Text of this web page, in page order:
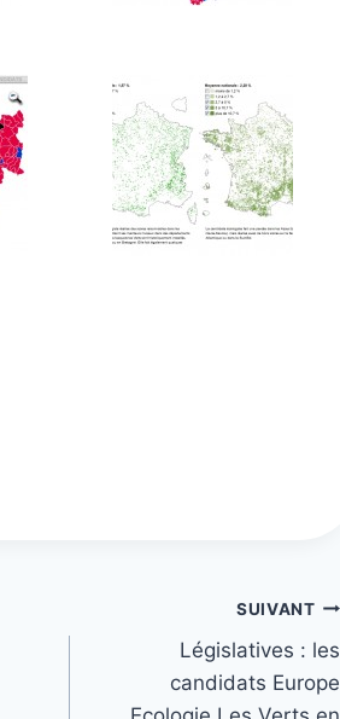
SUIVANT
Législatives : les
candidats Europe